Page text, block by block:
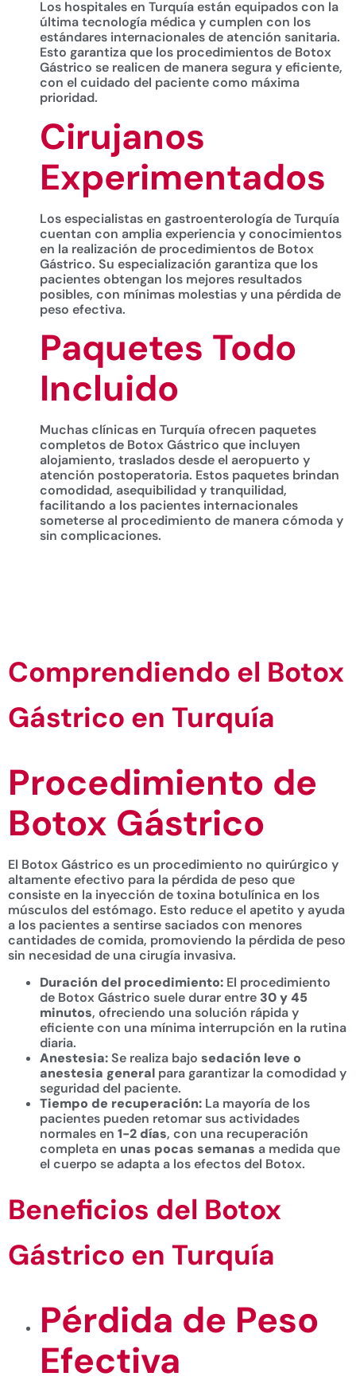
Los hospitales en Turquía están equipados con la
última tecnología médica y cumplen con los
estándares internacionales de atención sanitaria.
Esto garantiza que los procedimientos de Botox
Gástrico se realicen de manera segura y eficiente,
con el cuidado del paciente como máxima
prioridad.
Cirujanos
Experimentados
Los especialistas en gastroenterología de Turquía
cuentan con amplia experiencia y conocimientos
en la realización de procedimientos de Botox
Gástrico. Su especialización garantiza que los
pacientes obtengan los mejores resultados
posibles, con mínimas molestias y una pérdida de
peso efectiva.
Paquetes Todo
Incluido
Muchas clínicas en Turquía ofrecen paquetes
completos de Botox Gástrico que incluyen
alojamiento, traslados desde el aeropuerto y
atención postoperatoria. Estos paquetes brindan
comodidad, asequibilidad y tranquilidad,
facilitando a los pacientes internacionales
someterse al procedimiento de manera cómoda y
sin complicaciones.
Comprendiendo el Botox
Gástrico en Turquía
Procedimiento de
Botox Gástrico
El Botox Gástrico es un procedimiento no quirúrgico y
altamente efectivo para la pérdida de peso que
consiste en la inyección de toxina botulínica en los
músculos del estómago. Esto reduce el apetito y ayuda
a los pacientes a sentirse saciados con menores
cantidades de comida, promoviendo la pérdida de peso
sin necesidad de una cirugía invasiva.
Duración del procedimiento: El procedimiento
de Botox Gástrico suele durar entre 30 y 45
minutos, ofreciendo una solución rápida y
eficiente con una mínima interrupción en la rutina
diaria.
Anestesia:Se realiza bajo sedación leve o
anestesia general para garantizar la comodidad y
seguridad del paciente.
Tiempo de recuperación: La mayoría de los
pacientes pueden retomar sus actividades
normales en 1-2 días, con una recuperación
completa en unas pocas semanas a medida que
el cuerpo se adapta a los efectos del Botox.
Beneficios del Botox
Gástrico en Turquía
Pérdida de Peso
Efectiva